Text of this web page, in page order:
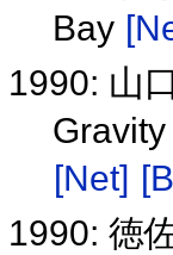
Bay
1990: 山
[Net]
1990: 徳